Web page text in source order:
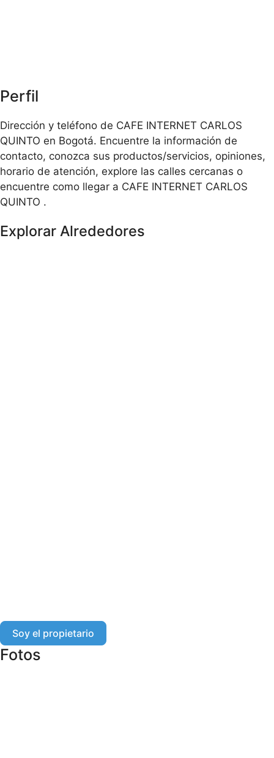
Perfil
Dirección y teléfono de CAFE INTERNET CARLOS
QUINTO en Bogotá. Encuentre la información de
contacto, conozca sus productos/servicios, opiniones,
horario de atención, explore las calles cercanas o
encuentre como llegar a CAFE INTERNET CARLOS
QUINTO .
Explorar Alrededores
Soy el propietario
Fotos